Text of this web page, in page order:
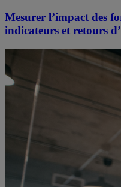
Mesurer l’impact des
indicateurs et retours